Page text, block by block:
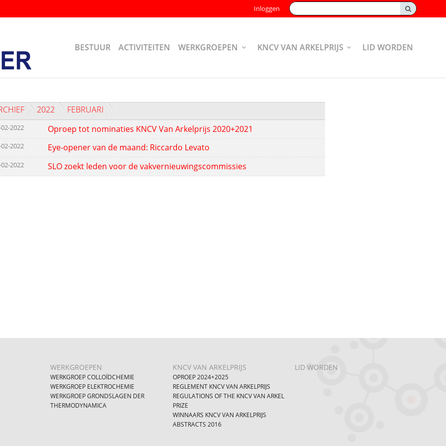
Zoeken:
Inloggen
BESTUUR ACTIVITEITEN WERKGROEPEN KNCV VAN ARKELPRIJS LID WORDEN
2022 FEBRUARI
2022 Oproep tot nominaties KNCV Van Arkelprijs 2020+2021
2022 Eye-opener van de maand: Riccardo Levato
2022 SLO zoekt leden voor de vakvernieuwingscommissies
WERKGROEPEN
WERKGROEP COLLOÏDCHEMIE
WERKGROEP ELEKTROCHEMIE
WERKGROEP GRONDSLAGEN DER
THERMODYNAMICA
KNCV VAN ARKELPRIJS
OPROEP 2024+2025
REGLEMENT KNCV VAN ARKELPRIJS
REGULATIONS OF THE KNCV VAN ARKEL
PRIZE
WINNAARS KNCV VAN ARKELPRIJS
ABSTRACTS 2016
LID WORDEN